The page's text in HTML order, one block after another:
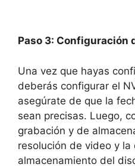
Paso 3: Configuración
Una vez que hayas
deberás configurar el
asegúrate de que la
sean precisas. Luego,
grabación y de
resolución de video y la
almacenamiento del